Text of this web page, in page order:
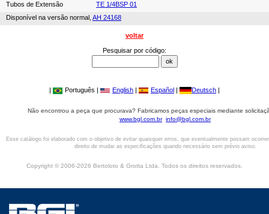
Tubos de Extensão
TE 1/4BSP 01
Disponível na versão normal, AH 24168
voltar
Pesquisar por código:
| Português | English | Español | Deutsch |
Não encontrou a peça que procurava? Fabricamos peças especiais mediante
www.bgl.com.br info@bgl.com.br
Esse catálogo foi elaborado com o objetivo de evitar quaisquer erros, que eventualmente possam
direito de mudar as especificações quando necessário sem prévio aviso.
Copyright © 2006-2026 Bertoloto & Grotta Ltda. Todos os direitos reservados.